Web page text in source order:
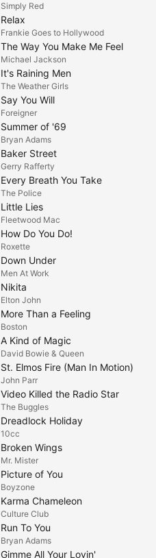
Simply Red
Relax
Frankie Goes to Hollywood
The Way You Make Me Feel
Michael Jackson
It's Raining Men
The Weather Girls
Say You Will
Foreigner
Summer of '69
Bryan Adams
Baker Street
Gerry Rafferty
Every Breath You Take
The Police
Little Lies
Fleetwood Mac
How Do You Do!
Roxette
Down Under
Men At Work
Nikita
Elton John
More Than a Feeling
Boston
A Kind of Magic
David Bowie & Queen
St. Elmos Fire (Man In Motion)
John Parr
Video Killed the Radio Star
The Buggles
Dreadlock Holiday
10cc
Broken Wings
Mr. Mister
Picture of You
Boyzone
Karma Chameleon
Culture Club
Run To You
Bryan Adams
Gimme All Your Lovin'